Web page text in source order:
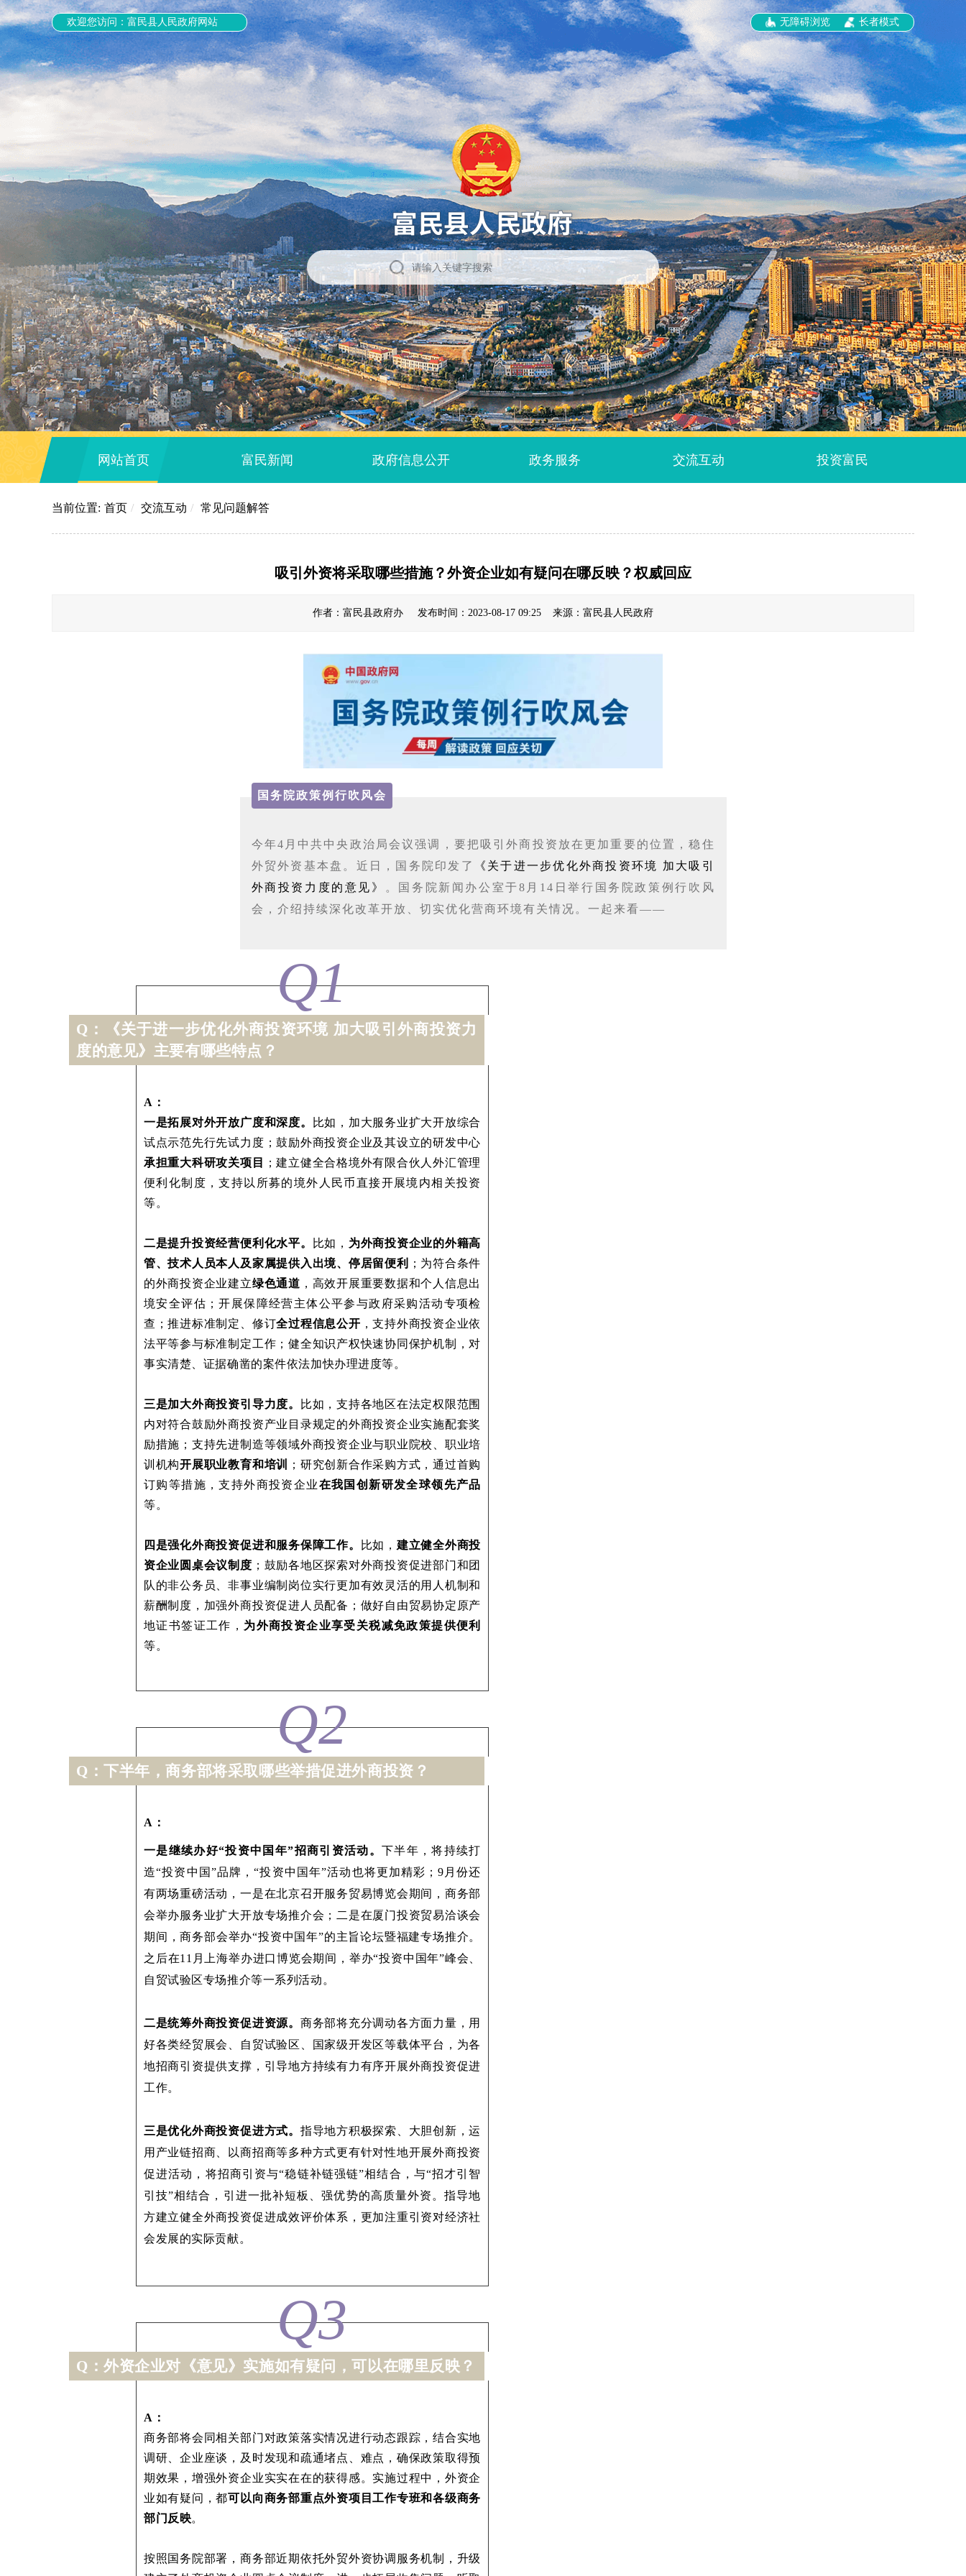
欢迎您访问：富民县人民政府网站 无障碍浏览 长者模式
网站首页 富民新闻 政府信息公开 政务服务 交流互动 投资富民
当前位置: 首页 / 交流互动 / 常见问题解答
吸引外资将采取哪些措施？外资企业如有疑问在哪反映？权威回应
作者：富民县政府办 发布时间：2023-08-17 09:25 来源：富民县人民政府
国务院政策例行吹风会
今年4月中共中央政治局会议强调，要把吸引外商投资放在更加重要的位置，稳住
外贸外资基本盘。近日，国务院印发了
《关于进一步优化外商投资环境 加大吸引
外商投资力度的意见》
。国务院新闻办公室于8月14日举行国务院政策例行吹风
会，介绍持续深化改革开放、切实优化营商环境有关情况。一起来看——
Q1
Q：《关于进一步优化外商投资环境 加大吸引外商投资力
度的意见》主要有哪些特点？
A：
一是拓展对外开放广度和深度。
比如，加大服务业扩大开放综合
试点示范先行先试力度；鼓励外商投资企业及其设立的研发中心
承担重大科研攻关项目
；建立健全合格境外有限合伙人外汇管理
便利化制度，支持以所募的境外人民币直接开展境内相关投资
等。
二是提升投资经营便利化水平。 比如， 为外商投资企业的外籍高
管、技术人员本人及家属提供入出境、停居留便利
；为符合条件
的外商投资企业建立绿色通道 ，高效开展重要数据和个人信息出
境安全评估；开展保障经营主体公平参与政府采购活动专项检
查；推进标准制定、修订全过程信息公开 ，支持外商投资企业依
法平等参与标准制定工作；健全知识产权快速协同保护机制，对
事实清楚、证据确凿的案件依法加快办理进度等。
三是加大外商投资引导力度。
比如，支持各地区在法定权限范围
内对符合鼓励外商投资产业目录规定的外商投资企业实施配套奖
励措施；支持先进制造等领域外商投资企业与职业院校、职业培
训机构开展职业教育和培训
；研究创新合作采购方式，通过首购
订购等措施，支持外商投资企业在我国创新研发全球领先产品
等。
四是强化外商投资促进和服务保障工作。 比如， 建立健全外商投
资企业圆桌会议制度 ；鼓励各地区探索对外商投资促进部门和团
队的非公务员、非事业编制岗位实行更加有效灵活的用人机制和
薪酬制度，加强外商投资促进人员配备；做好自由贸易协定原产
地证书签证工作， 为外商投资企业享受关税减免政策提供便利
等。
Q2
Q：下半年，商务部将采取哪些举措促进外商投资？
A：
一是继续办好“投资中国年”招商引资活动。 下半年，将持续打
造“投资中国”品牌，“投资中国年”活动也将更加精彩；9月份还
有两场重磅活动，一是在北京召开服务贸易博览会期间，商务部
会举办服务业扩大开放专场推介会；二是在厦门投资贸易洽谈会
期间，商务部会举办“投资中国年”的主旨论坛暨福建专场推介。
之后在11月上海举办进口博览会期间，举办“投资中国年”峰会、
自贸试验区专场推介等一系列活动。
二是统筹外商投资促进资源。 商务部将充分调动各方面力量，用
好各类经贸展会、自贸试验区、国家级开发区等载体平台，为各
地招商引资提供支撑，引导地方持续有力有序开展外商投资促进
工作。
三是优化外商投资促进方式。 指导地方积极探索、大胆创新，运
用产业链招商、以商招商等多种方式更有针对性地开展外商投资
促进活动，将招商引资与“稳链补链强链”相结合，与“招才引智
引技”相结合，引进一批补短板、强优势的高质量外资。指导地
方建立健全外商投资促进成效评价体系，更加注重引资对经济社
会发展的实际贡献。
Q3
Q：外资企业对《意见》实施如有疑问，可以在哪里反映？
A：
商务部将会同相关部门对政策落实情况进行动态跟踪，结合实地
调研、企业座谈，及时发现和疏通堵点、难点，确保政策取得预
期效果，增强外资企业实实在在的获得感。实施过程中，外资企
业如有疑问，都可以向商务部重点外资项目工作专班和各级商务
部门反映。
按照国务院部署，商务部近期依托外贸外资协调服务机制，升级